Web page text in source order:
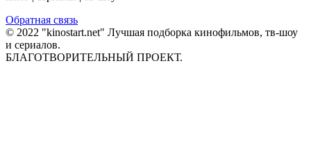
Обратная связь
© 2022 "kinostart.net" Лучшая подборка кинофильмов, тв-шоу
и сериалов.
БЛАГОТВОРИТЕЛЬНЫЙ ПРОЕКТ.